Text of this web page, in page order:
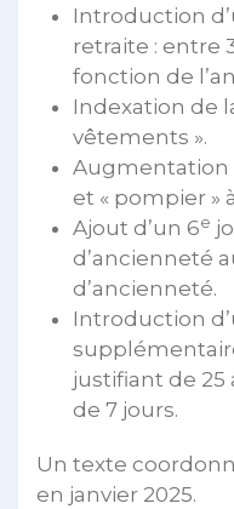
Introduction
retraite : entre
fonction de
Indexation de
vêtements ».
Augmentation
et « pompier »
Ajout d’un 6e
d’ancienneté
d’ancienneté.
Introduction
justifiant de 25
de 7 jours.
Un texte
en janvier 2025.